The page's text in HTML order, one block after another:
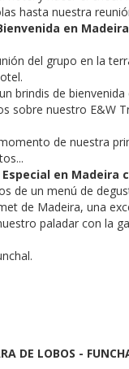
hasta nuestra
en
del grupo en la
brindis de
sobre nuestro E&W
de nuestra
en Madeira
de un menú de
de Madeira, una
paladar con la
DE LOBOS -